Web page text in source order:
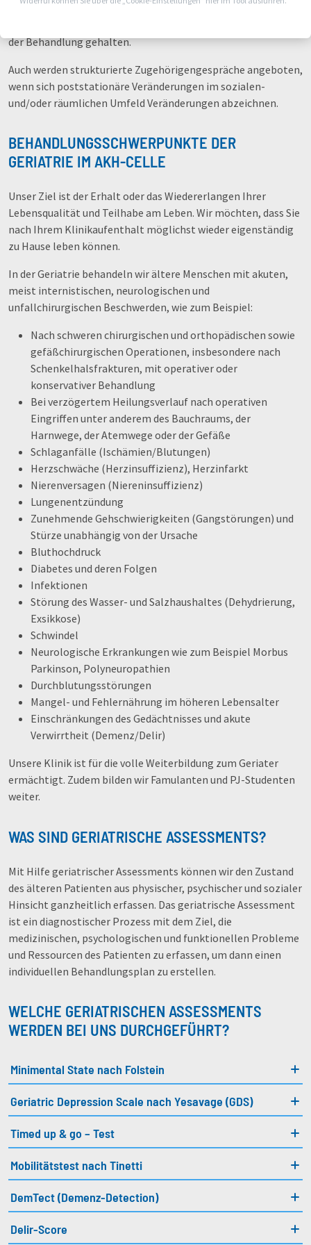
Teams regelmäßig und strukturiert besprochen, damit
der Behandlung gehalten.
Auch werden strukturierte Zugehörigengespräche angeboten,
wenn sich poststationäre Veränderungen im sozialen-
und/oder räumlichen Umfeld Veränderungen abzeichnen.
BEHANDLUNGSSCHWERPUNKTE DER
GERIATRIE IM AKH-CELLE
Unser Ziel ist der Erhalt oder das Wiedererlangen Ihrer
Lebensqualität und Teilhabe am Leben. Wir möchten, dass Sie
nach Ihrem Klinikaufenthalt möglichst wieder eigenständig
zu Hause leben können.
In der Geriatrie behandeln wir ältere Menschen mit akuten,
meist internistischen, neurologischen und
unfallchirurgischen Beschwerden, wie zum Beispiel:
Nach schweren chirurgischen und orthopädischen sowie
gefäßchirurgischen Operationen, insbesondere nach
Schenkelhalsfrakturen, mit operativer oder
konservativer Behandlung
Bei verzögertem Heilungsverlauf nach operativen
Eingriffen unter anderem des Bauchraums, der
Harnwege, der Atemwege oder der Gefäße
Schlaganfälle (Ischämien/Blutungen)
Herzschwäche (Herzinsuffizienz), Herzinfarkt
Nierenversagen (Niereninsuffizienz)
Lungenentzündung
Zunehmende Gehschwierigkeiten (Gangstörungen) und
Stürze unabhängig von der Ursache
Bluthochdruck
Diabetes und deren Folgen
Infektionen
Störung des Wasser- und Salzhaushaltes (Dehydrierung,
Exsikkose)
Schwindel
Neurologische Erkrankungen wie zum Beispiel Morbus
Parkinson, Polyneuropathien
Durchblutungsstörungen
Mangel- und Fehlernährung im höheren Lebensalter
Einschränkungen des Gedächtnisses und akute
Verwirrtheit (Demenz/Delir)
Unsere Klinik ist für die volle Weiterbildung zum Geriater
ermächtigt. Zudem bilden wir Famulanten und PJ-Studenten
weiter.
WAS SIND GERIATRISCHE ASSESSMENTS?
Mit Hilfe geriatrischer Assessments können wir den Zustand
des älteren Patienten aus physischer, psychischer und sozialer
Hinsicht ganzheitlich erfassen. Das geriatrische Assessment
ist ein diagnostischer Prozess mit dem Ziel, die
medizinischen, psychologischen und funktionellen Probleme
und Ressourcen des Patienten zu erfassen, um dann einen
individuellen Behandlungsplan zu erstellen.
WELCHE GERIATRISCHEN ASSESSMENTS
WERDEN BEI UNS DURCHGEFÜHRT?
Minimental State nach Folstein
Geriatric Depression Scale nach Yesavage (GDS)
Timed up & go – Test
Mobilitätstest nach Tinetti
DemTect (Demenz-Detection)
Delir-Score